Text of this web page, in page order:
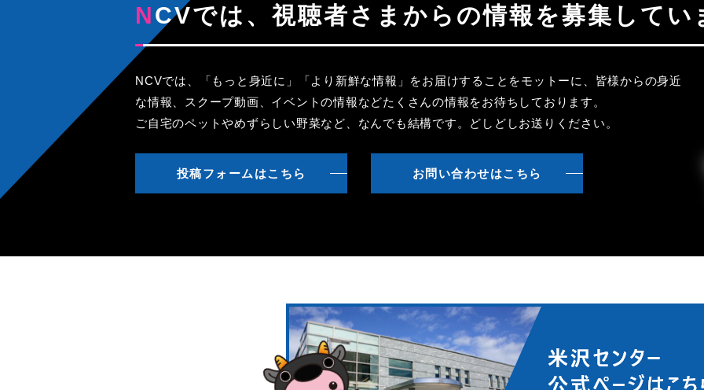
NCVでは、視聴者さまからの情報を募集してい
NCVでは、「もっと身近に」「より新鮮な情報」をお届けすることをモットーに、皆様からの身近
な情報、スクープ動画、イベントの情報などたくさんの情報をお待ちしております。
ご自宅のペットやめずらしい野菜など、なんでも結構です。どしどしお送りください。
投稿フォームはこちら お問い合わせはこちら